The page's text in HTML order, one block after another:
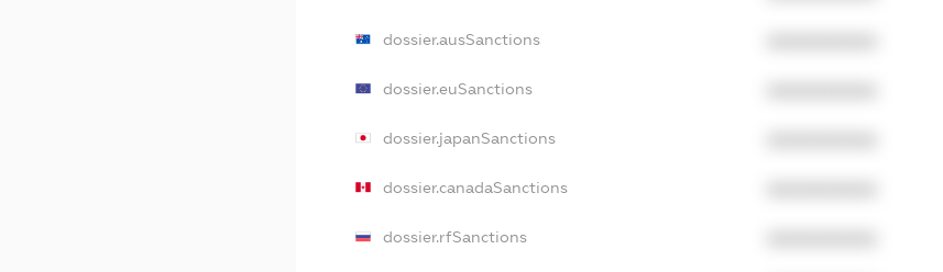
dossier.ausSanctions
dossier.euSanctions
dossier.japanSanctions
dossier.canadaSanctions
dossier.rfSanctions